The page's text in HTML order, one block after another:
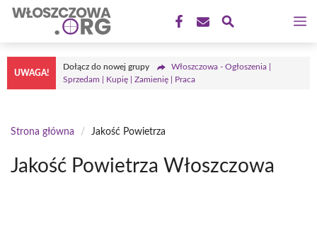
Przejdź
treści
UWAGA!
Dołącz do nowej grupy
Włoszczowa - Ogłoszenia |
Sprzedam | Kupię | Zamienię | Praca
Strona główna / Jakość Powietrza
Jakość Powietrza Włoszczowa